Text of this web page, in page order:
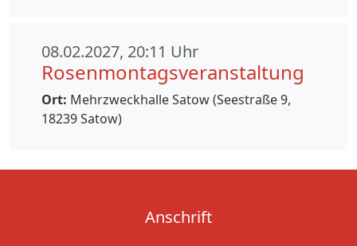
08.02.2027, 20:11 Uhr
Rosenmontagsveranstaltung
Ort: Mehrzweckhalle Satow (Seestraße 9,
18239 Satow)
Anschrift